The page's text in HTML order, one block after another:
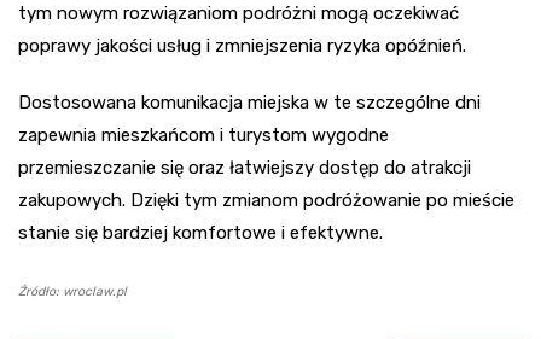
tym nowym rozwiązaniom podróżni mogą oczekiwać
poprawy jakości usług i zmniejszenia ryzyka opóźnień.
Dostosowana komunikacja miejska w te szczególne dni
zapewnia mieszkańcom i turystom wygodne
przemieszczanie się oraz łatwiejszy dostęp do atrakcji
zakupowych. Dzięki tym zmianom podróżowanie po mieście
stanie się bardziej komfortowe i efektywne.
Źródło: wroclaw.pl